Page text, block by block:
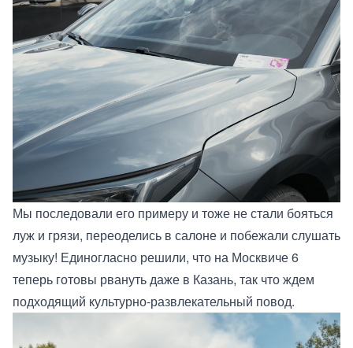
Мы последовали его примеру и тоже не стали бояться
луж и грязи, переоделись в салоне и побежали слушать
музыку! Единогласно решили, что на Москвиче 6
теперь готовы рвануть даже в Казань, так что ждем
подходящий культурно-развлекательный повод.